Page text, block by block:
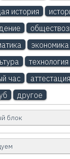
история
экономика
технология
час
аттестация
другое
блок